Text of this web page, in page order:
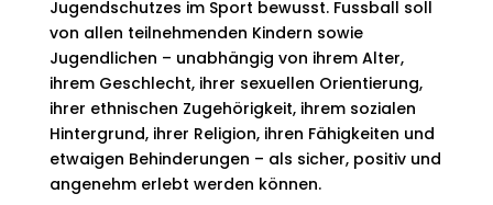
Jugendschutzes im Sport bewusst. Fussball soll
von allen teilnehmenden Kindern sowie
Jugendlichen – unabhängig von ihrem Alter,
ihrem Geschlecht, ihrer sexuellen Orientierung,
ihrer ethnischen Zugehörigkeit, ihrem sozialen
Hintergrund, ihrer Religion, ihren Fähigkeiten und
etwaigen Behinderungen – als sicher, positiv und
angenehm erlebt werden können.